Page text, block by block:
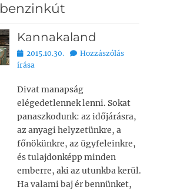
benzinkút
Kannakaland
Bejegyezve
2015.10.30.
Hozzászólás
írása
Divat manapság
elégedetlennek lenni. Sokat
panaszkodunk: az időjárásra,
az anyagi helyze­tünkre, a
főnökünkre, az ügyfeleinkre,
és tulajdon­képp minden
emberre, aki az utunkba kerül.
Ha valami baj ér bennünket,